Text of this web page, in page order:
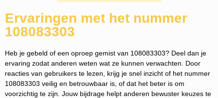
Ervaringen met het nummer
108083303
Heb je gebeld of een oproep gemist van 108083303? Deel dan je
ervaring zodat anderen weten wat ze kunnen verwachten. Door
reacties van gebruikers te lezen, krijg je snel inzicht of het nummer
108083303 veilig en betrouwbaar is, of dat het beter is om
voorzichtig te zijn. Jouw bijdrage helpt anderen bewuster keuzes te